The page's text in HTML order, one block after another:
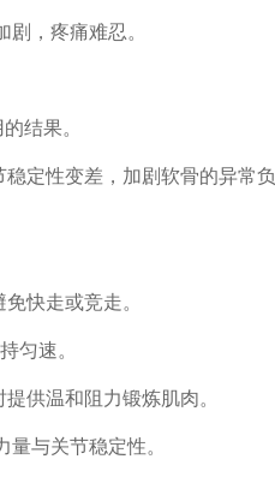
，疼痛难忍。
结果。
定性变差，加剧软骨的异常负
快走或竞走。
匀速。
供温和阻力锻炼肌肉。
与关节稳定性。